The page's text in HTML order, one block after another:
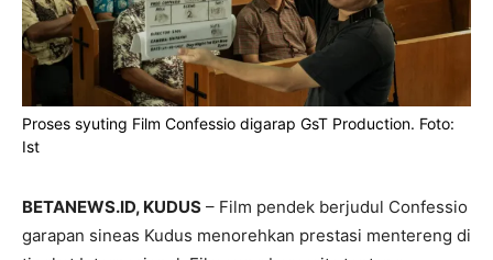
Proses syuting Film Confessio digarap GsT Production. Foto:
Ist
BETANEWS.ID, KUDUS – Film pendek berjudul Confessio
garapan sineas Kudus menorehkan prestasi mentereng di